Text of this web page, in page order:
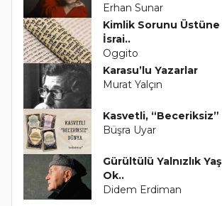
Erhan Sunar
Kimlik Sorunu
İsrai..
Oggito
Karasu’lu Yazarlar
Murat Yalçın
Kasvetli, “Beceriksiz”
Büşra Uyar
Gürültülü Yalnızlık
Ok..
Didem Erdiman